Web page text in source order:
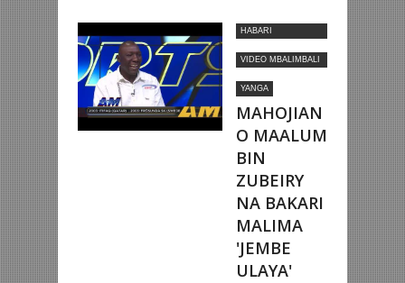
HABARI
VIDEO MBALIMBALI
YANGA
MAHOJIAN
O MAALUM
BIN
ZUBEIRY
NA BAKARI
MALIMA
'JEMBE
ULAYA'